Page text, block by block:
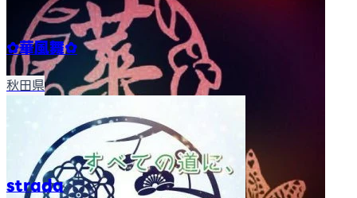
✿華風舞✿
秋田県
strada